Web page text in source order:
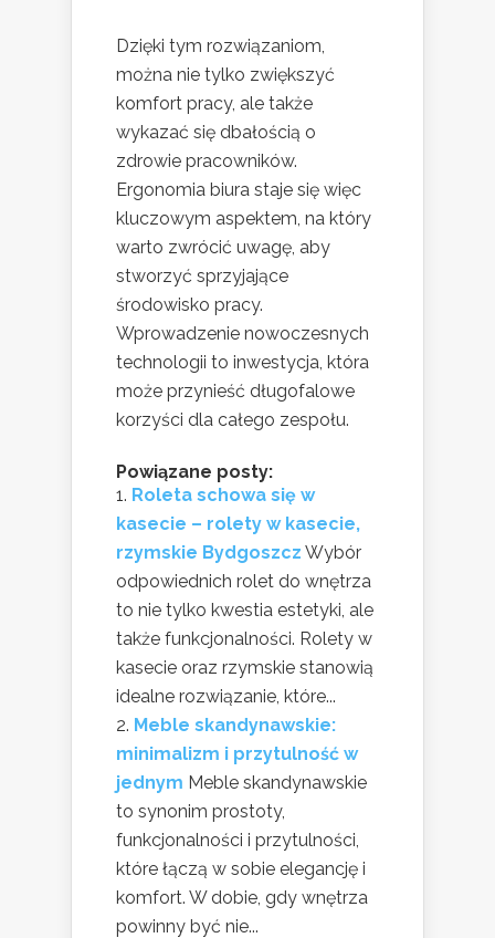
Dzięki tym rozwiązaniom,
można nie tylko zwiększyć
komfort pracy, ale także
wykazać się dbałością o
zdrowie pracowników.
Ergonomia biura staje się więc
kluczowym aspektem, na który
warto zwrócić uwagę, aby
stworzyć sprzyjające
środowisko pracy.
Wprowadzenie nowoczesnych
technologii to inwestycja, która
może przynieść długofalowe
korzyści dla całego zespołu.
Powiązane posty:
Roleta schowa się w
kasecie – rolety w kasecie,
rzymskie Bydgoszcz Wybór
odpowiednich rolet do wnętrza
to nie tylko kwestia estetyki, ale
także funkcjonalności. Rolety w
kasecie oraz rzymskie stanowią
idealne rozwiązanie, które...
Meble skandynawskie:
minimalizm i przytulność w
jednym Meble skandynawskie
to synonim prostoty,
funkcjonalności i przytulności,
które łączą w sobie elegancję i
komfort. W dobie, gdy wnętrza
powinny być nie...